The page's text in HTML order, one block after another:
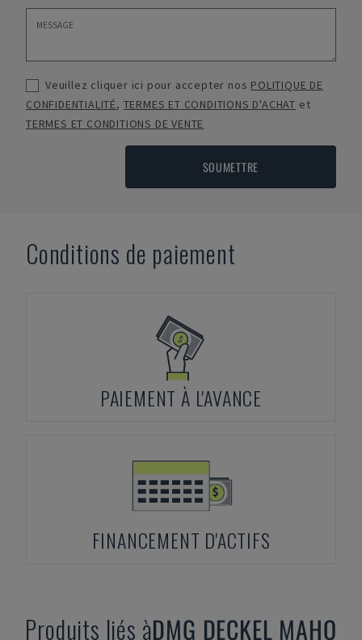
Veuillez cliquer ici pour accepter nos POLITIQUE DE
CONFIDENTIALITÉ, TERMES ET CONDITIONS D'ACHAT et
TERMES ET CONDITIONS DE VENTE
SOUMETTRE
Conditions de paiement
PAIEMENT À L'AVANCE
FINANCEMENT D'ACTIFS
Produits liés àDMG DECKEL MAHO